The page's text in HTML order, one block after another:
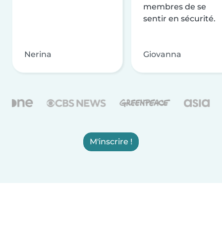
Nerina
membres de se
sentir en sécurité.
Giovanna
M'inscrire !